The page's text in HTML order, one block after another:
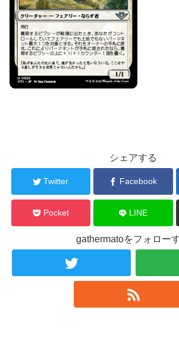
シェアする
Twitter Facebook
Pocket LINE
gathermatoをフォロー